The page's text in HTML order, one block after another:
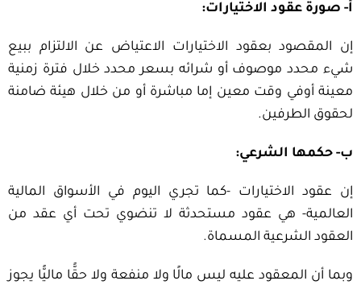
أ- صورة عقود الاختيارات:
إن المقصود بعقود الاختيارات الاعتياض عن الالتزام ببيع
شيء محدد موصوف أو شرائه بسعر محدد خلال فترة زمنية
معينة أوفي وقت معين إما مباشرة أو من خلال هيئة ضامنة
لحقوق الطرفين.
ب- حكمها الشرعي:
إن عقود الاختيارات -كما تجري اليوم في الأسواق المالية
العالمية- هي عقود مستحدثة لا تنضوي تحت أي عقد من
العقود الشرعية المسماة.
وبما أن المعقود عليه ليس مالًا ولا منفعة ولا حقًّا ماليًّا يجوز